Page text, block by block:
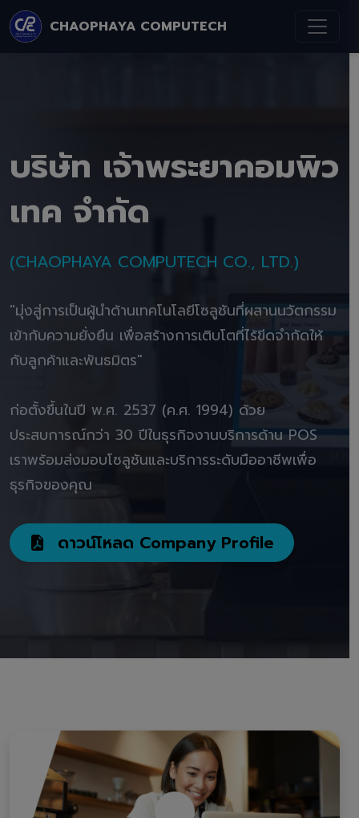
CHAOPHAYA COMPUTECH
บริษัท เจ้าพระยาคอมพิว
เทค จำกัด
(CHAOPHAYA COMPUTECH CO., LTD.)
"มุ่งสู่การเป็นผู้นำด้านเทคโนโลยีโซลูชันที่ผสานนวัตกรรม
เข้ากับความยั่งยืน เพื่อสร้างการเติบโตที่ไร้ขีดจำกัดให้
กับลูกค้าและพันธมิตร"
ก่อตั้งขึ้นในปี พ.ศ. 2537 (ค.ศ. 1994) ด้วย
ประสบการณ์กว่า 30 ปีในธุรกิจงานบริการด้าน POS
เราพร้อมส่งมอบโซลูชันและบริการระดับมืออาชีพเพื่อ
ธุรกิจของคุณ
ดาวน์โหลด Company Profile